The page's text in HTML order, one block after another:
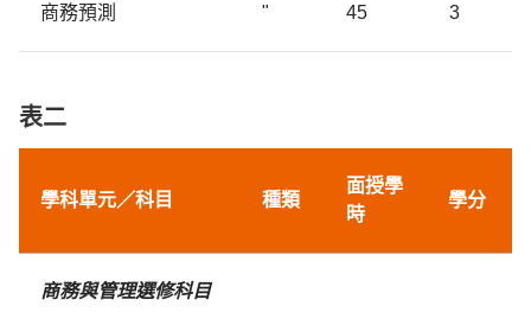
商務預測 " 45 3
表二
學科單元／科目 種類
面授學
時
學分
商務與管理選修科目